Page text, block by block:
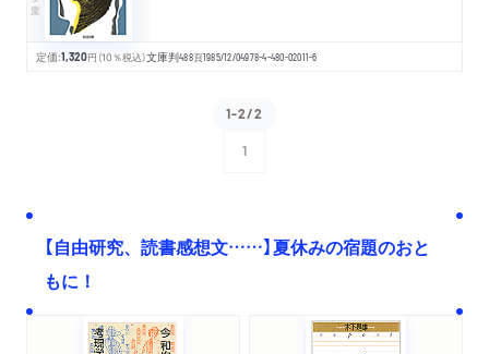
定価:1,320円 （10％税込）文庫判488頁1985/12/04978-4-480-02011-6
1-2/2
1
【自由研究、読書感想文……】夏休みの宿題のおと
もに！